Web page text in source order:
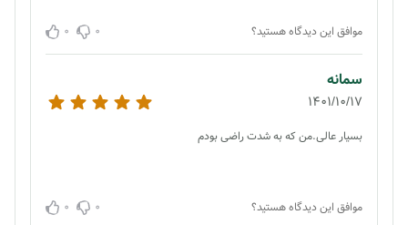
موافق این دیدگاه هستید؟ 0
0
سمانه
1401/10/17
بسیار عالی.من که به شدت راضی بودم
موافق این دیدگاه هستید؟ 0
0